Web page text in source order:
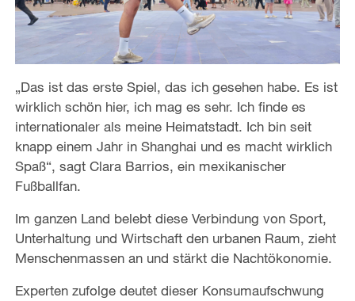
„Das ist das erste Spiel, das ich gesehen habe. Es ist
wirklich schön hier, ich mag es sehr. Ich finde es
internationaler als meine Heimatstadt. Ich bin seit
knapp einem Jahr in Shanghai und es macht wirklich
Spaß“, sagt Clara Barrios, ein mexikanischer
Fußballfan.
Im ganzen Land belebt diese Verbindung von Sport,
Unterhaltung und Wirtschaft den urbanen Raum, zieht
Menschenmassen an und stärkt die Nachtökonomie.
Experten zufolge deutet dieser Konsumaufschwung